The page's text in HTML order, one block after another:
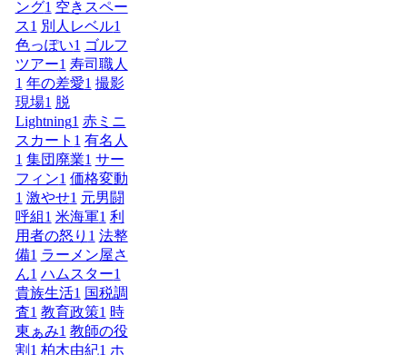
ング1 空きスペー
ス1 別人レベル1
色っぽい1 ゴルフ
ツアー1 寿司職人
1 年の差愛1 撮影
現場1 脱
Lightning1 赤ミニ
スカート 1 有名人
1 集団廃業1 サー
フィン1 価格変動
1 激やせ1 元男闘
呼組1 米海軍1 利
用者の怒り 1 法整
備1 ラーメン屋さ
ん1 ハムスター1
貴族生活1 国税調
査1 教育政策1 時
東ぁみ1 教師の役
割 1 柏木由紀1 ホ